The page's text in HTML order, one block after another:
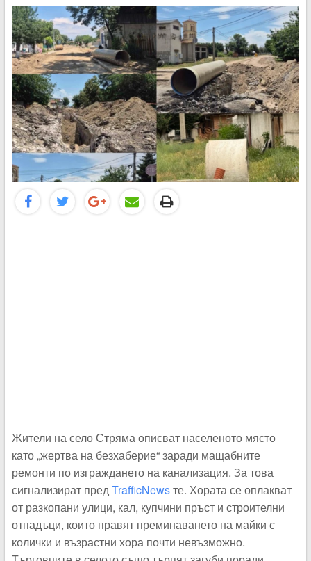
Жители на село Стряма описват населеното място
като „жертва на безхаберие“ заради мащабните
ремонти по изграждането на канализация. За това
сигнализират пред TrafficNewsте. Хората се оплакват
от разкопани улици, кал, купчини пръст и строителни
отпадъци, които правят преминаването на майки с
колички и възрастни хора почти невъзможно.